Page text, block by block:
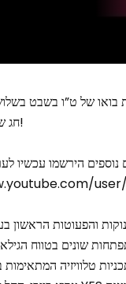
חג שמח מערוץ בייבי!